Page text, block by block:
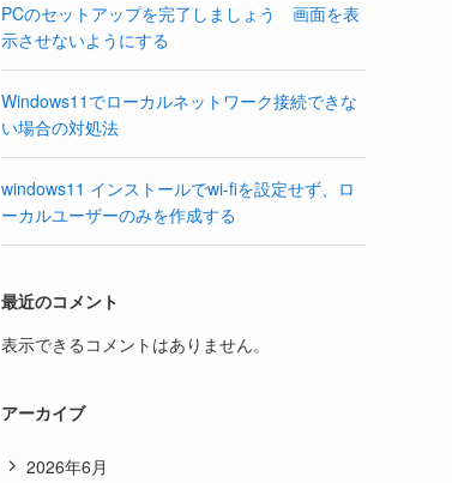
PCのセットアップを完了しましょう 画面を表
示させないようにする
Windows11でローカルネットワーク接続できな
い場合の対処法
windows11 インストールでwi-fiを設定せず、ロ
ーカルユーザーのみを作成する
最近のコメント
表示できるコメントはありません。
アーカイブ
2026年6月